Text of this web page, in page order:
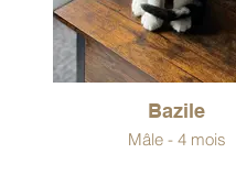
Bazile
Mâle - 4 mois